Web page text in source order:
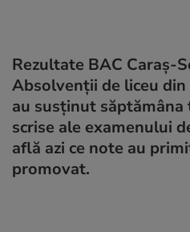
Rezultate BAC Caraș-
Absolvenții de liceu din
au susținut
scrise ale examenului
află azi ce note au
promovat.